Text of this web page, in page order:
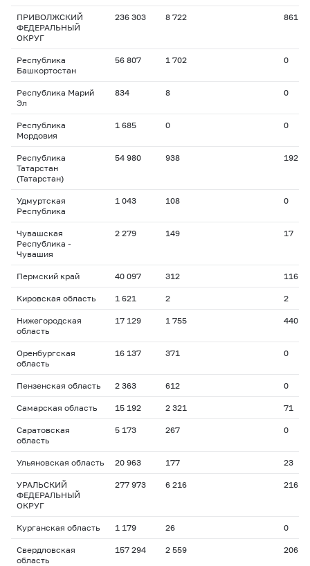
ПРИВОЛЖСКИЙ
ФЕДЕРАЛЬНЫЙ
ОКРУГ
236 303 8 722 861
Республика
Башкортостан
56 807 1 702 0
Республика Марий
Эл
834 8 0
Республика
Мордовия
1 685 0 0
Республика
Татарстан
(Татарстан)
54 980 938 192
Удмуртская
Республика
1 043 108 0
Чувашская
Республика -
Чувашия
2 279 149 17
Пермский край 40 097 312 116
Кировская область 1 621 2 2
Нижегородская
область
17 129 1 755 440
Оренбургская
область
16 137 371 0
Пензенская область 2 363 612 0
Самарская область 15 192 2 321 71
Саратовская
область
5 173 267 0
Ульяновская область 20 963 177 23
УРАЛЬСКИЙ
ФЕДЕРАЛЬНЫЙ
ОКРУГ
277 973 6 216 216
Курганская область 1 179 26 0
Свердловская
область
157 294 2 559 206